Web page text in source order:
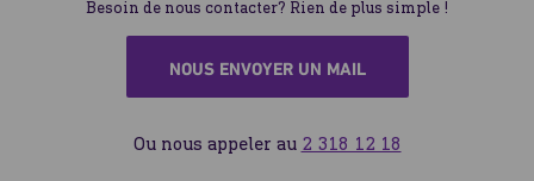
Besoin de nous contacter? Rien de plus simple !
NOUS ENVOYER UN MAIL
Ou nous appeler au 2 318 12 18